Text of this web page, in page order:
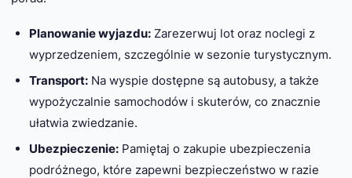
Planowanie wyjazdu:Zarezerwuj lot oraz noclegi z
wyprzedzeniem, szczególnie w sezonie turystycznym.
Transport:Na wyspie dostępne są autobusy, a także
wypożyczalnie samochodów i skuterów, co znacznie
ułatwia zwiedzanie.
Ubezpieczenie:Pamiętaj o zakupie ubezpieczenia
podróżnego, które zapewni bezpieczeństwo w razie